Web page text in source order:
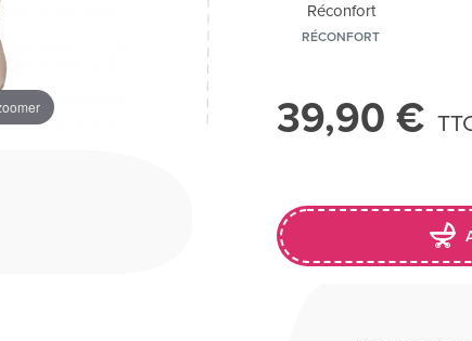
RÉCONFORT
39,90 €